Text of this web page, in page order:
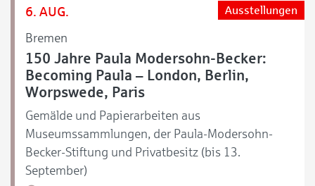
6. AUG.
Bremen
Ausstellungen
150 Jahre Paula Modersohn-Becker:
Becoming Paula – London, Berlin,
Worpswede, Paris
Gemälde und Papierarbeiten aus
Museumssammlungen, der Paula-Modersohn-
Becker-Stiftung und Privatbesitz (bis 13.
September)